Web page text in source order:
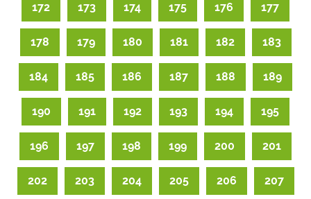
172 173 174 175 176 177
178 179 180 181 182 183
184 185 186 187 188 189
190 191 192 193 194 195
196 197 198 199 200 201
202 203 204 205 206 207